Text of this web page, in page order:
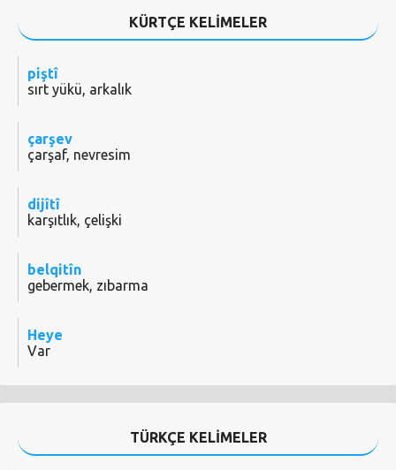
KÜRTÇE KELİMELER
piştî
sırt yükü, arkalık
çarşev
çarşaf, nevresim
dijîtî
karşıtlık, çelişki
belqitîn
gebermek, zıbarma
Heye
Var
TÜRKÇE KELİMELER